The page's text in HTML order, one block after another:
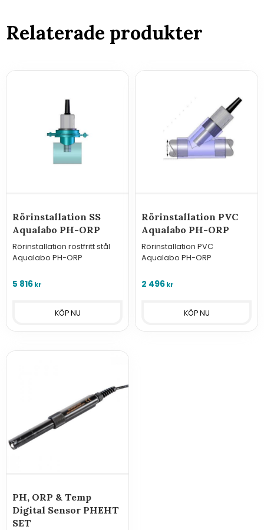
Relaterade produkter
Rörinstallation SS
Aqualabo PH-ORP
Rörinstallation rostfritt stål
Aqualabo PH-ORP
5 816kr
Rörinstallation PVC
Aqualabo PH-ORP
Rörinstallation PVC
Aqualabo PH-ORP
2 496kr
PH, ORP & Temp
Digital Sensor PHEHT
SET